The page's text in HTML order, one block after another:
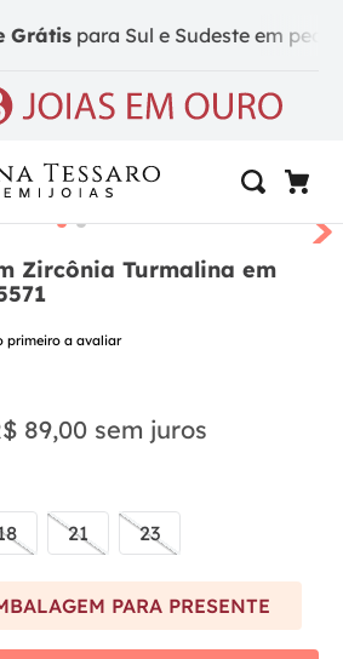
para Sul e Sudeste em
Zircônia Turmalina em
primeiro a avaliar
89,00 sem juros
21 23
PARA PRESENTE